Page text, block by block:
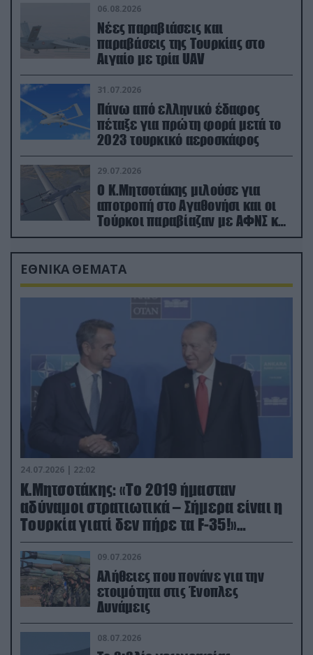
06.08.2026
Νέες παραβιάσεις και
παραβάσεις της Τουρκίας στο
Αιγαίο με τρία UAV
31.07.2026
Πάνω από ελληνικό έδαφος
πέταξε για πρώτη φορά μετά το
2023 τουρκικό αεροσκάφος
29.07.2026
Ο Κ.Μητσοτάκης μιλούσε για
αποτροπή στο Αγαθονήσι και οι
Τούρκοι παραβίαζαν με ΑΦΝΣ και
drone
ΕΘΝΙΚΑ ΘΕΜΑΤΑ
24.07.2026 | 22:02
Κ.Μητσοτάκης: «Το 2019 ήμασταν
αδύναμοι στρατιωτικά – Σήμερα είναι η
Τουρκία γιατί δεν πήρε τα F-35!»
(βίντεο)
09.07.2026
Αλήθειες που πονάνε για την
ετοιμότητα στις Ένοπλες
Δυνάμεις
08.07.2026